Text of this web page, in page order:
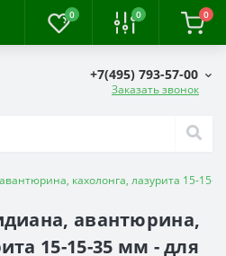
0 0 0
+7(495) 793-57-00
Заказать звонок
кахолонга, лазурита 15-15-
авантюрина,
15-15-35 мм - для